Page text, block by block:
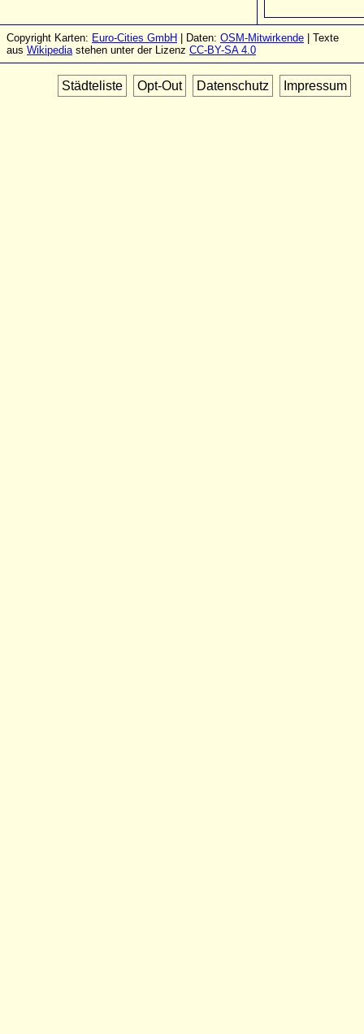
Copyright Karten: Euro-Cities GmbH | Daten: OSM-Mitwirkende | Texte
aus Wikipediastehen unter der Lizenz CC-BY-SA 4.0
Städteliste Opt-Out Datenschutz Impressum